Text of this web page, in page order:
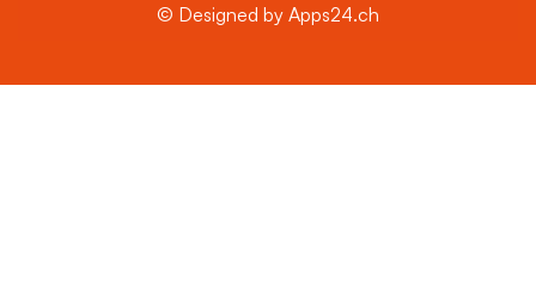
© Designed by Apps24.ch